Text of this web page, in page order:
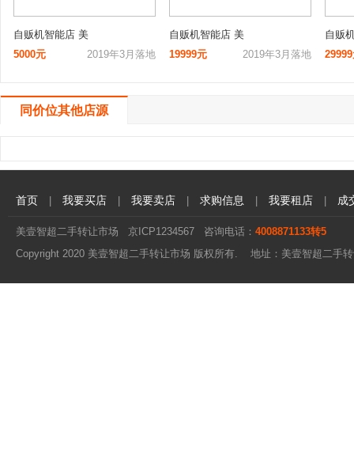
自贩机智能店 美
2019年3月落地
5000元
自贩机智能店 美
2019年3月落地
19999元
自贩
同价位其他店源
首页 我要买店 我要卖店 求购信息 我要租店 成
美壹智超二手转让市场 京ICP1234567 咨询电话： 4008871133转5
Copyright 2020 美壹智超二手转让市场 版权所有. 地址：美壹智超二手